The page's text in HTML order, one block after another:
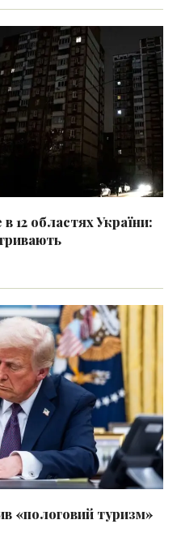
12 областях України:
«пологовий туризм»